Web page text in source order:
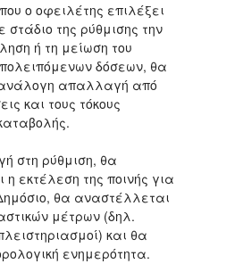
ο οφειλέτης επιλέξει
στάδιο της ρύθμισης την
ή τη μείωση του
δόσεων, θα
απαλλαγή από
και τους τόκους
στη ρύθμιση, θα
εκτέλεση της ποινής για
θα αναστέλλεται
μέτρων (δηλ.
και θα
ενημερότητα.